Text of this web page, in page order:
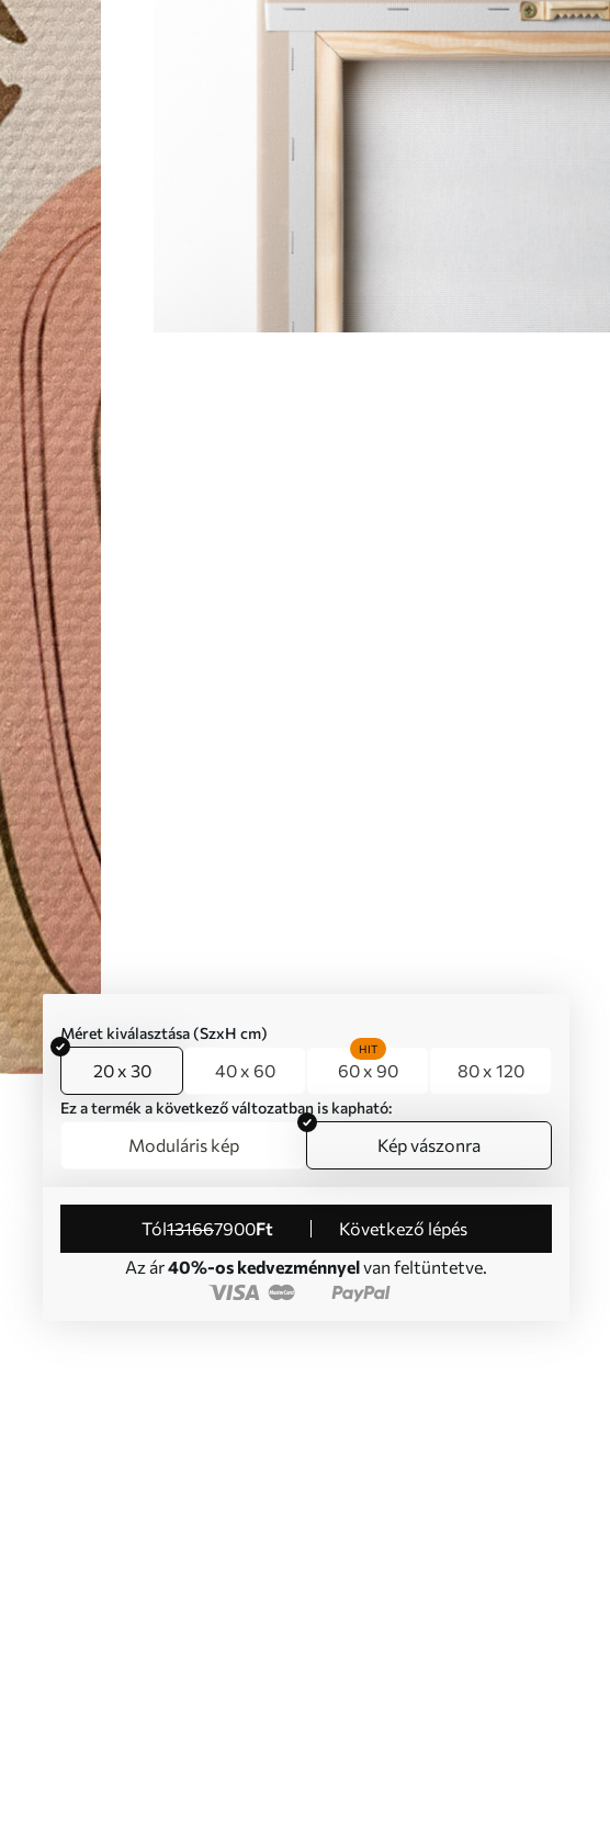
Méret kiválasztása (SzxH cm)
20 x 30 40 x 60 60 x 90
HIT
80 x 120
Ez a termék a következő változatban is kapható:
Moduláris kép Kép vászonra
Tól131667900Ft
Következő lépés
Az ár40%-os kedvezménnyelvan feltüntetve.